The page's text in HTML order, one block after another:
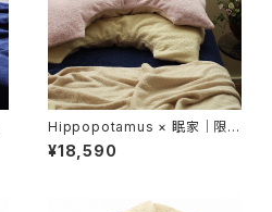
Hippopotamus × 眠家｜限定
カラー U字 枕カバー｜レギュラ
ーサイズ【眠家 限定アイテム】
¥18,590